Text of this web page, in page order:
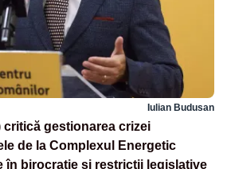
Iulian Budusan
critică gestionarea crizei
de la Complexul Energetic
în birocrație și restricții legislative